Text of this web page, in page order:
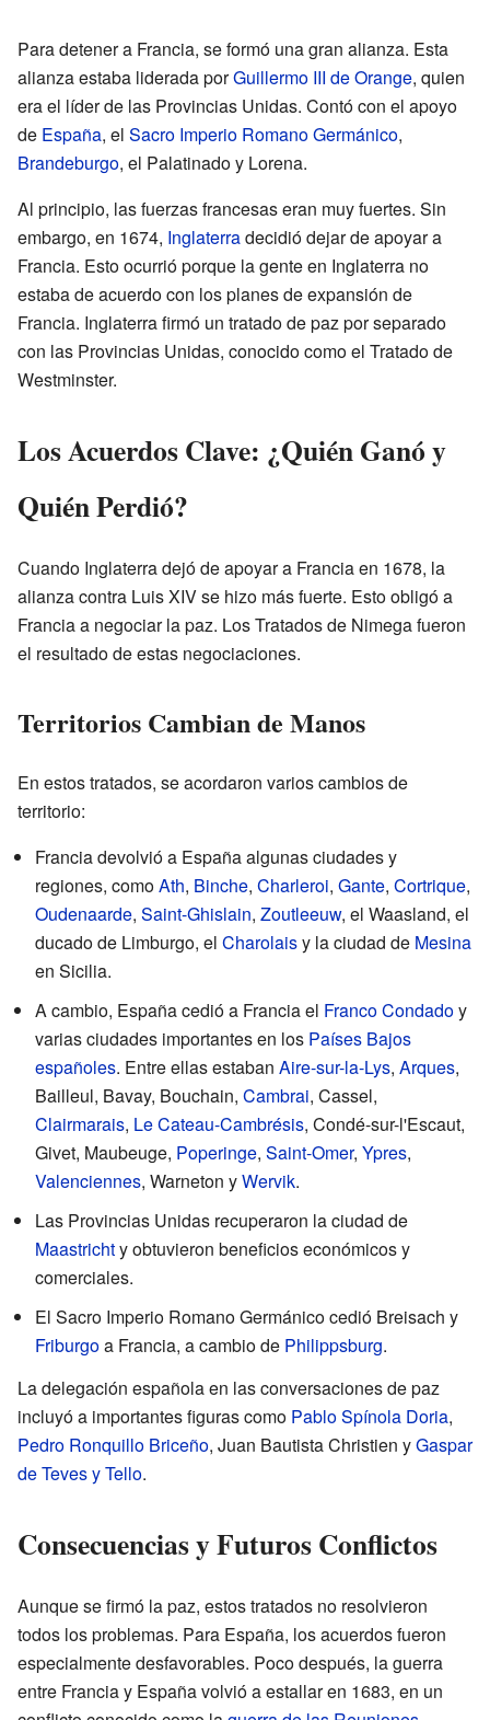
Para detener a Francia, se formó una gran alianza. Esta
alianza estaba liderada porGuillermo III de Orange, quien
era el líder de las Provincias Unidas. Contó con el apoyo
de España, el Sacro Imperio Romano Germánico,
Brandeburgo, el Palatinado y Lorena.
Al principio, las fuerzas francesas eran muy fuertes. Sin
embargo, en 1674, Inglaterradecidió dejar de apoyar a
Francia. Esto ocurrió porque la gente en Inglaterra no
estaba de acuerdo con los planes de expansión de
Francia. Inglaterra firmó un tratado de paz por separado
con las Provincias Unidas, conocido como el Tratado de
Westminster.
Los Acuerdos Clave: ¿Quién Ganó y
Quién Perdió?
Cuando Inglaterra dejó de apoyar a Francia en 1678, la
alianza contra Luis XIV se hizo más fuerte. Esto obligó a
Francia a negociar la paz. Los Tratados de Nimega fueron
el resultado de estas negociaciones.
Territorios Cambian de Manos
En estos tratados, se acordaron varios cambios de
territorio:
Francia devolvió a España algunas ciudades y
regiones, comoAth, Binche, Charleroi, Gante, Cortrique,
Oudenaarde, Saint-Ghislain, Zoutleeuw, el Waasland, el
ducado de Limburgo, el Charolaisy la ciudad de Mesina
en Sicilia.
A cambio, España cedió a Francia el Franco Condadoy
varias ciudades importantes en los Países Bajos
españoles. Entre ellas estaban Aire-sur-la-Lys, Arques,
Bailleul, Bavay, Bouchain, Cambrai, Cassel,
Clairmarais, Le Cateau-Cambrésis, Condé-sur-l'Escaut,
Givet, Maubeuge, Poperinge, Saint-Omer, Ypres,
Valenciennes, Warneton yWervik.
Las Provincias Unidas recuperaron la ciudad de
Maastrichty obtuvieron beneficios económicos y
comerciales.
El Sacro Imperio Romano Germánico cedió Breisach y
Friburgoa Francia, a cambio de Philippsburg.
La delegación española en las conversaciones de paz
incluyó a importantes figuras como Pablo Spínola Doria,
Pedro Ronquillo Briceño, Juan Bautista Christien yGaspar
de Teves y Tello.
Consecuencias y Futuros Conflictos
Aunque se firmó la paz, estos tratados no resolvieron
todos los problemas. Para España, los acuerdos fueron
especialmente desfavorables. Poco después, la guerra
entre Francia y España volvió a estallar en 1683, en un